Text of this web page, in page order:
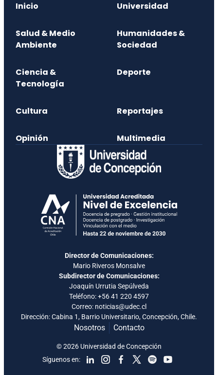
Inicio Universidad
Salud & Medio
Ambiente
Humanidades &
Sociedad
Ciencia &
Tecnología
Deporte
Cultura Reportajes
Opinión Multimedia
Director de Comunicaciones:
Mario Riveros Monsalve
Subdirector de Comunicaciones:
Joaquín Urrutia Sepúlveda
Teléfono:+56 41 220 4597
Correo: noticias@udec.cl
Dirección: Cabina 1, Barrio Universitario, Concepción, Chile.
Nosotros Contacto
Síguenos en:
© 2026 Universidad de Concepción